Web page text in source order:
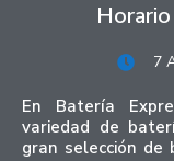
7
En Batería
variedad de
gran selección de